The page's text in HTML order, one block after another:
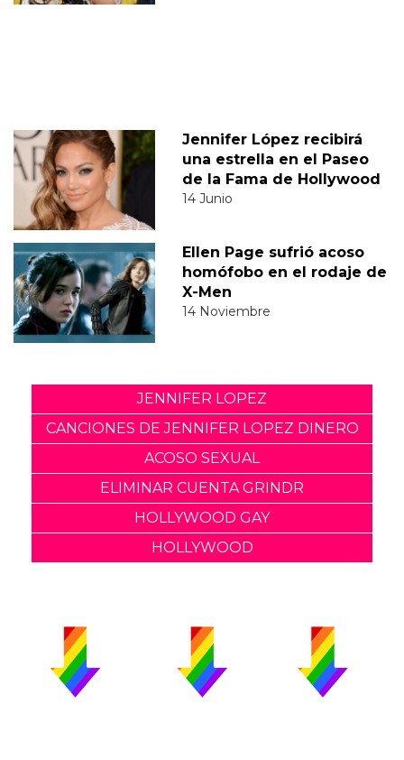
Jennifer López recibirá
una estrella en el Paseo
de la Fama de Hollywood
14 Junio
Ellen Page sufrió acoso
homófobo en el rodaje de
X-Men
14 Noviembre
JENNIFER LOPEZ
CANCIONES DE JENNIFER LOPEZ DINERO
ACOSO SEXUAL
ELIMINAR CUENTA GRINDR
HOLLYWOOD GAY
HOLLYWOOD